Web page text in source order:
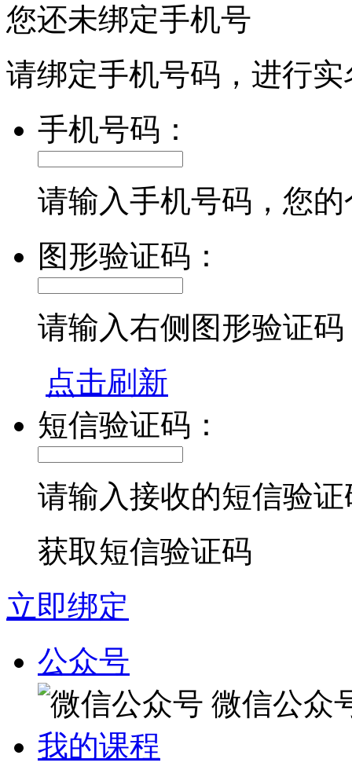
您还未绑定手机号
请绑定手机号码，进行
手机号码：
请输入手机号码，您
图形验证码：
请输入右侧图形验证码
点击刷新
短信验证码：
请输入接收的短信验证
获取短信验证码
立即绑定
公众号
微信公众
我的课程